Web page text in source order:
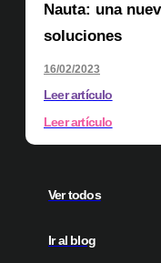
Nauta: una
soluciones
16/02/2023
Leer artículo
Leer artículo
Ver todos
Ir al blog